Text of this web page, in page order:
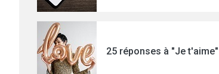
25 réponses à "Je t'aime"